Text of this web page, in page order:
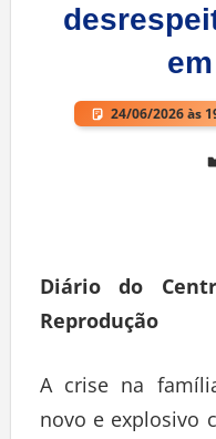
24/06/2026 às
Diário do
Reprodução
A crise na
novo e explosivo